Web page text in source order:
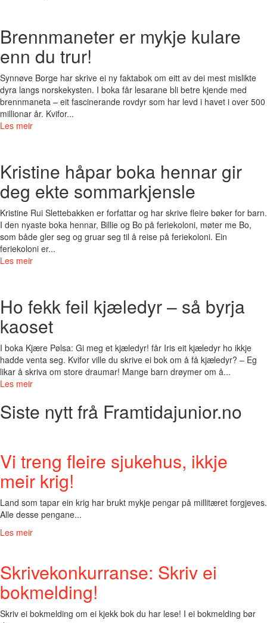
Brennmaneter er mykje kulare
enn du trur!
Synnøve Borge har skrive ei ny faktabok om eitt av dei mest mislikte
dyra langs norskekysten. I boka får lesarane bli betre kjende med
brennmaneta – eit fascinerande rovdyr som har levd i havet i over 500
millionar år. Kvifor...
Les meir
Kristine håpar boka hennar gir
deg ekte sommarkjensle
Kristine Rui Slettebakken er forfattar og har skrive fleire bøker for barn.
I den nyaste boka hennar, Billie og Bo på feriekoloni, møter me Bo,
som både gler seg og gruar seg til å reise på feriekoloni. Ein
feriekoloni er...
Les meir
Ho fekk feil kjæledyr – så byrja
kaoset
I boka Kjære Pølsa: Gi meg et kjæledyr! får Iris eit kjæledyr ho ikkje
hadde venta seg. Kvifor ville du skrive ei bok om å få kjæledyr? – Eg
likar å skriva om store draumar! Mange barn drøymer om å...
Les meir
Siste nytt frå Framtidajunior.no
Vi treng fleire sjukehus, ikkje
meir krig!
Land som tapar ein krig har brukt mykje pengar på millitæret forgjeves.
Alle desse pengane...
Les meir
Skrivekonkurranse: Skriv ei
bokmelding!
Skriv ei bokmelding om ei kjekk bok du har lese! I ei bokmelding bør